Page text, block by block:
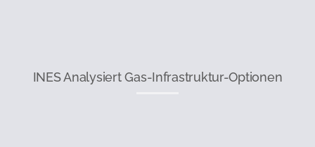
INES Analysiert Gas-Infrastruktur-Optionen